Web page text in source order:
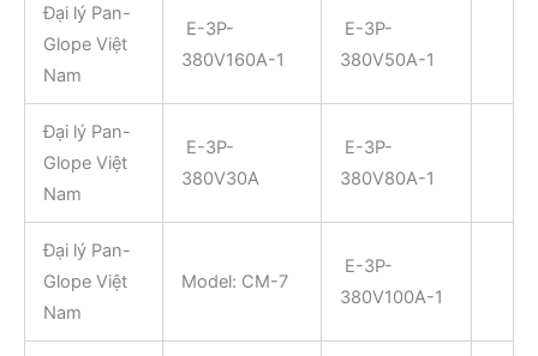
Đại lý Pan-
Glope Việt
Nam
E-3P-
380V160A-1
E-3P-
380V50A-1
Đại lý Pan-
Glope Việt
Nam
E-3P-
380V30A
E-3P-
380V80A-1
Đại lý Pan-
Glope Việt
Nam
Model: CM-7
E-3P-
380V100A-1